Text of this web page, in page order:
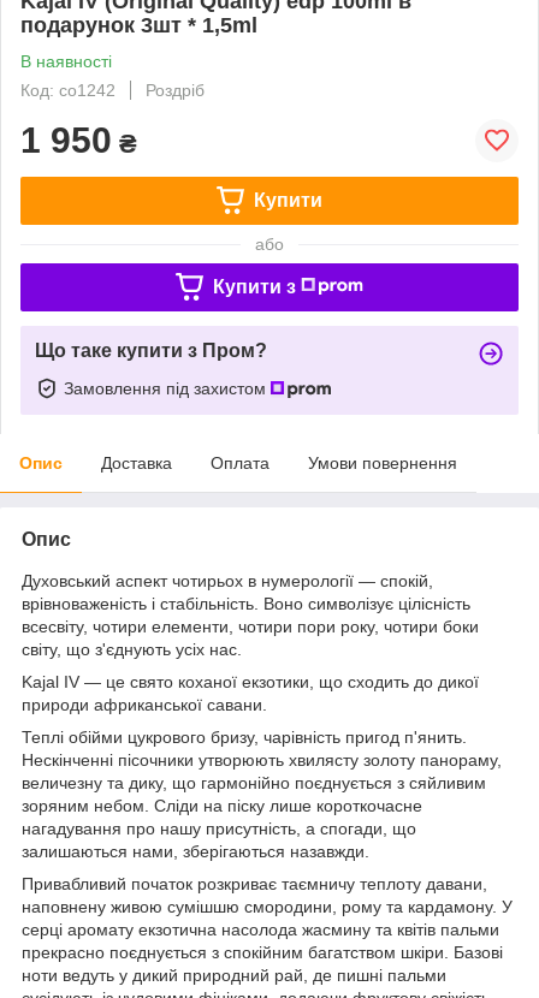
подарунок 3шт * 1,5ml
В наявності
Код: co1242
Роздріб
1 950 ₴
Купити
або
Купити з
Що таке купити з Пром?
Замовлення під захистом
Опис Доставка Оплата Умови повернення
Опис
Духовський аспект чотирьох в нумерології — спокій,
врівноваженість і стабільність. Воно символізує цілісність
всесвіту, чотири елементи, чотири пори року, чотири боки
світу, що з'єднують усіх нас.
Kajal IV — це свято коханої екзотики, що сходить до дикої
природи африканської савани.
Теплі обійми цукрового бризу, чарівність пригод п'янить.
Нескінченні пісочники утворюють хвилясту золоту панораму,
величезну та дику, що гармонійно поєднується з сяйливим
зоряним небом. Сліди на піску лише короткочасне
нагадування про нашу присутність, а спогади, що
залишаються нами, зберігаються назавжди.
Привабливий початок розкриває таємничу теплоту давани,
наповнену живою сумішшю смородини, рому та кардамону. У
серці аромату екзотична насолода жасмину та квітів пальми
прекрасно поєднується з спокійним багатством шкіри. Базові
ноти ведуть у дикий природний рай, де пишні пальми